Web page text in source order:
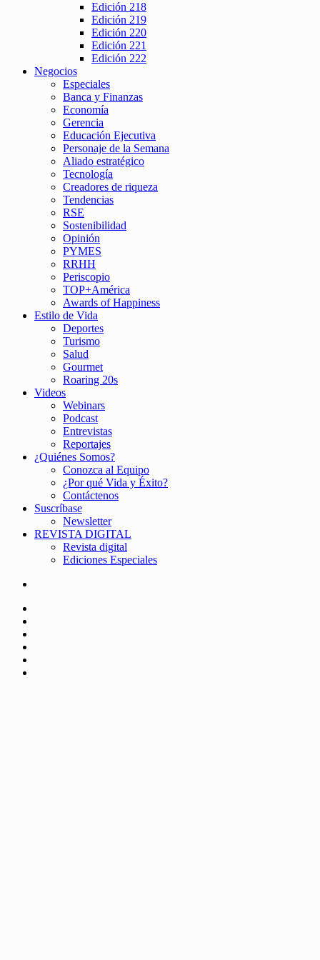
Edición 218
Edición 219
Edición 220
Edición 221
Edición 222
Negocios
Especiales
Banca y Finanzas
Economía
Gerencia
Educación Ejecutiva
Personaje de la Semana
Aliado estratégico
Tecnología
Creadores de riqueza
Tendencias
RSE
Sostenibilidad
Opinión
PYMES
RRHH
Periscopio
TOP+América
Awards of Happiness
Estilo de Vida
Deportes
Turismo
Salud
Gourmet
Roaring 20s
Videos
Webinars
Podcast
Entrevistas
Reportajes
¿Quiénes Somos?
Conozca al Equipo
¿Por qué Vida y Éxito?
Contáctenos
Suscríbase
Newsletter
REVISTA DIGITAL
Revista digital
Ediciones Especiales